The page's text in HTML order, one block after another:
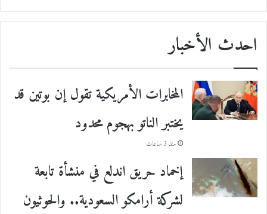
احدث الأخبار
المخابرات الأمريكية تقول إن بوتين قد
يختبر الناتو بهجوم محدود
منذ 3 ساعات
إخماد حريق اندلع في منشأة تابعة
لشركة أرامكو السعودية.. والحوثيون